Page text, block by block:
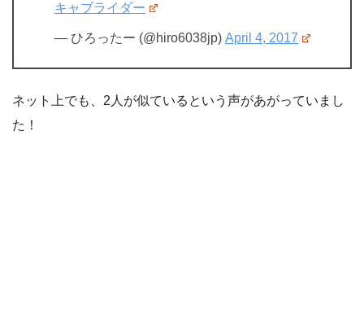
キャブライダー
— ひろったー (@hiro6038jp) April 4, 2017
ネット上でも、2人が似ているという声があがっていまし
た！